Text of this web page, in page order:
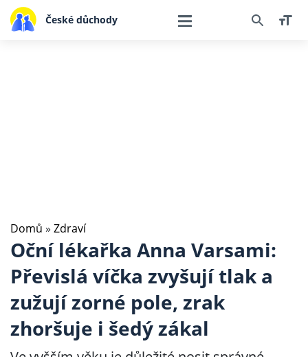
České důchody
Domů » Zdraví
Oční lékařka Anna Varsami:
Převislá víčka zvyšují tlak a
zužují zorné pole, zrak
zhoršuje i šedý zákal